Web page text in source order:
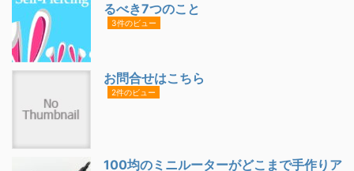
るべき7つのこと
3件のビュー
お問合せはこちら
2件のビュー
100均のミニルーターがどこまで手作りア